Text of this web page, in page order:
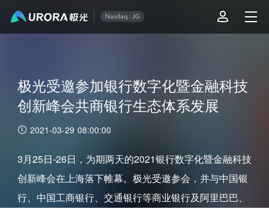
极光受邀参加银行数字化暨金融科技
创新峰会共商银行生态体系发展
2021-03-29 08:00:00
3月25日-26日，为期两天的2021银行数字化暨金融科技
创新峰会在上海落下帷幕。极光受邀参会，并与中国银
行、中国工商银行、交通银行等商业银行及阿里巴巴、